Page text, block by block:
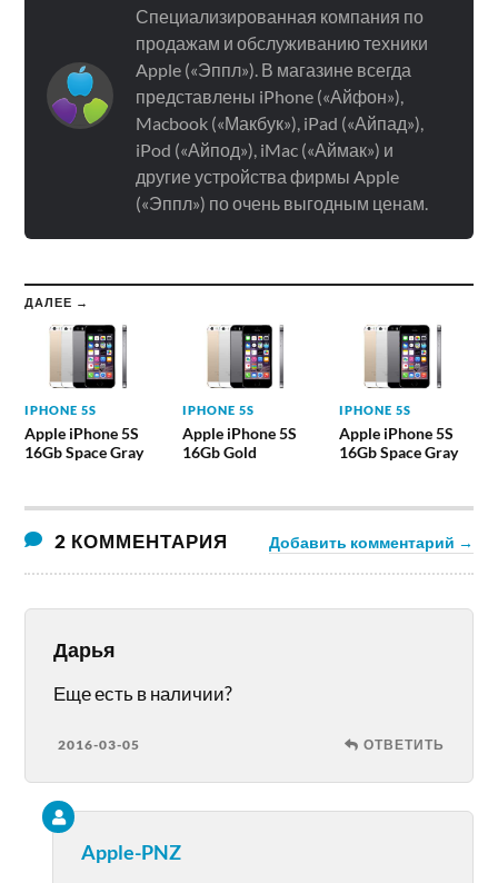
Специализированная компания по
продажам и обслуживанию техники
Apple («Эппл»). В магазине всегда
представлены iPhone («Айфон»),
Macbook («Макбук»), iPad («Айпад»),
iPod («Айпод»), iMac («Аймак») и
другие устройства фирмы Apple
(«Эппл») по очень выгодным ценам.
ДАЛЕЕ →
IPHONE 5S
Apple iPhone 5S
16Gb Space Gray
IPHONE 5S
Apple iPhone 5S
16Gb Gold
IPHONE 5S
Apple iPhone 5S
16Gb Space Gray
2 КОММЕНТАРИЯ Добавить комментарий →
Дарья
Еще есть в наличии?
2016-03-05 ОТВЕТИТЬ
Apple-PNZ